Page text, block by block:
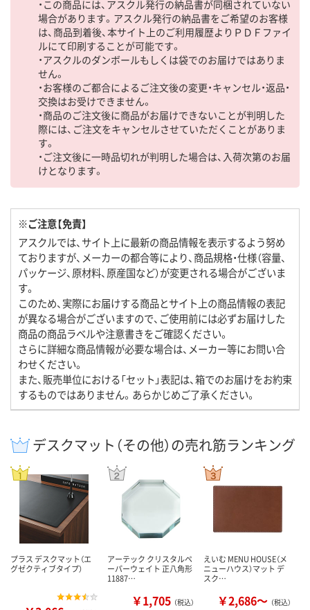
・この商品には、アスクル発行の納品書が同梱されていない
場合があります。アスクル発行の納品書をご希望のお客様
は、商品到着後、本サイト上のご利用履歴よりＰＤＦファイ
ルにて印刷することが可能です。
・アスクルのダンボールもしくは袋でのお届けではありま
せん。
・お客様のご都合によるご注文後の変更・キャンセル・返品・
交換はお受けできません。
・商品のご注文後に商品がお届けできないことが判明した
際には、ご注文をキャンセルさせていただくことがありま
す。
・ご注文後に一時品切れが判明した場合は、入荷次第のお届
けとなります。
※ご注意【免責】
アスクルでは、サイト上に最新の商品情報を表示するよう努め
ておりますが、メーカーの都合等により、商品規格・仕様（容量、
パッケージ、原材料、原産国など）が変更される場合がございま
す。
このため、実際にお届けする商品とサイト上の商品情報の表記
が異なる場合がございますので、ご使用前には必ずお届けした
商品の商品ラベルや注意書きをご確認ください。
さらに詳細な商品情報が必要な場合は、メーカー等にお問い合
わせください。
また、販売単位における「セット」表記は、箱でのお届けをお約束
するものではありません。あらかじめご了承ください。
デスクマット（その他）の売れ筋ランキング
プラス デスクマット（エ
グゼクティブタイプ）
アーテック クリスタルペ
ーパーウェイト 正八角形
11887…
￥1,705 （税込）
えいむ MENU HOUSE（メ
ニューハウス）マット デ
スク…
￥2,686～ （税込）